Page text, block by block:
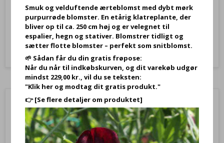
22,95 DKK
Vis produkt
Smuk og velduftende ærteblomst med dybt mørk
purpurrøde blomster. En etårig klatreplante, der
bliver op til ca. 250 cm høj og er velegnet til
espalier, hegn og stativer. Blomstrer tidligt og
sætter flotte blomster – perfekt som snitblomst.
🌱 Sådan får du din gratis frøpose:
Når du når til indkøbskurven, og dit varekøb udgør
mindst 229,00 kr., vil du se teksten:
"Klik her og modtag dit gratis produkt."
👉[Se flere detaljer om produktet]